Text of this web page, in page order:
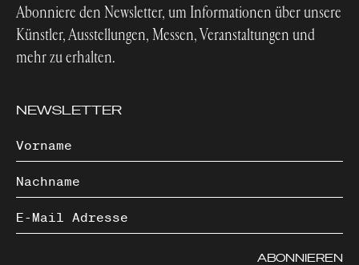
Abonniere den Newsletter, um Informationen über unsere
Künstler, Ausstellungen, Messen, Veranstaltungen und
mehr zu erhalten.
NEWSLETTER
ABONNIEREN